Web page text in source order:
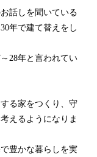
話しを聞いている
年で建て替えをし
28年と言われてい
る家をつくり、守
えるようになりま
豊かな暮らしを実